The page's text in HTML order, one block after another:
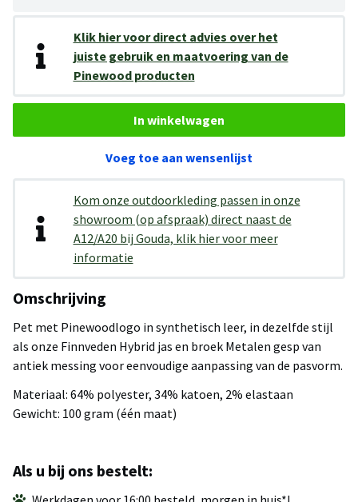
Klik hier voor direct advies over het
juiste gebruik en maatvoering van de
Pinewood producten
In winkelwagen
Voeg toe aan wensenlijst
Kom onze outdoorkleding passen in onze
showroom (op afspraak) direct naast de
A12/A20 bij Gouda, klik hier voor meer
informatie
Omschrijving
Pet met Pinewoodlogo in synthetisch leer, in dezelfde stijl
als onze Finnveden Hybrid jas en broek Metalen gesp van
antiek messing voor eenvoudige aanpassing van de pasvorm.
Materiaal: 64% polyester, 34% katoen, 2% elastaan
Gewicht: 100 gram (één maat)
Als u bij ons bestelt: